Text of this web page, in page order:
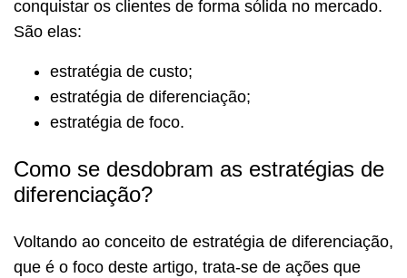
conquistar os clientes de forma sólida no mercado.
São elas:
estratégia de custo;
estratégia de diferenciação;
estratégia de foco.
Como se desdobram as estratégias de
diferenciação?
Voltando ao conceito de estratégia de diferenciação,
que é o foco deste artigo, trata-se de ações que